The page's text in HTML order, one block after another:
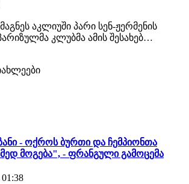
აკლიუში პარი სენ-ჟერმენის
კლუბმა ამის შესახებ
პარი სენ-ჟერმენთან კონტრაქტი 2031
მხარეებს შორის კი €50 მილიონიანი
მაგნეს აკლიუში მონაკოს აკადე…
- ოქროს ბურთი და ჩემპიონთა
მოგება", - ფრანგული გამოცემა